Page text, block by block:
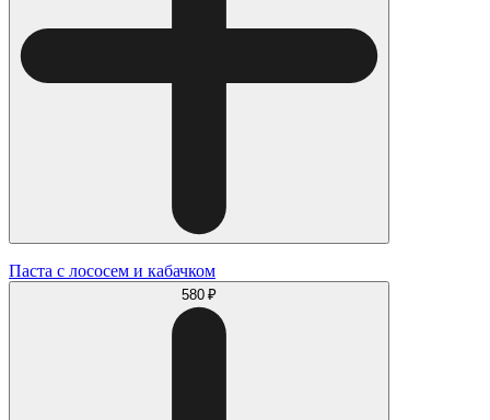
Паста с лососем и кабачком
580 ₽